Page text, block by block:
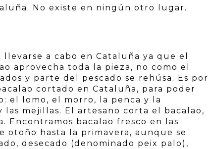
No existe en ningún otro lugar.
a cabo en Cataluña ya que el
aprovecha toda la pieza, no como el
y parte del pescado se rehúsa. Es por
cortado en Cataluña, para poder
el lomo, el morro, la penca y la
mejillas. El artesano corta el bacalao,
Encontramos bacalao fresco en las
otoño hasta la primavera, aunque se
desecado (denominado peix palo),